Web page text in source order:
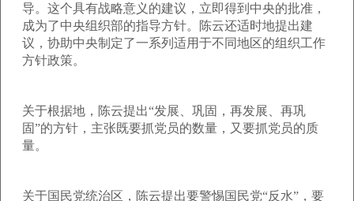
导。这个具有战略意义的建议，立即得到中央的批准，
成为了中央组织部的指导方针。陈云还适时地提出建
议，协助中央制定了一系列适用于不同地区的组织工作
方针政策。
关于根据地，陈云提出“发展、巩固，再发展、再巩
固”的方针，主张既要抓党员的数量，又要抓党员的质
量。
关于国民党统治区，陈云提出要警惕国民党“反水”，要